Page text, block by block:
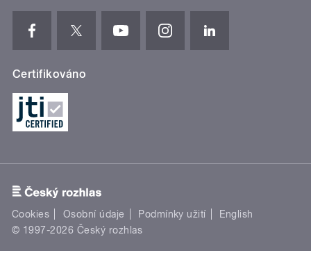
Certifikováno
Cookies Osobní údaje Podmínky užití
English
© 1997-2026 Český rozhlas